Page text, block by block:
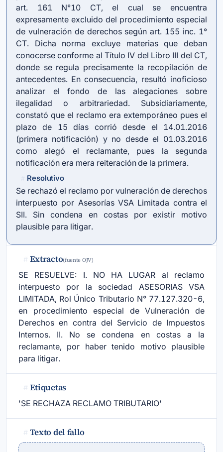
art. 161 N°10 CT, el cual se encuentra
expresamente excluido del procedimiento especial
de vulneración de derechos según art. 155 inc. 1°
CT. Dicha norma excluye materias que deban
conocerse conforme al Título IV del Libro III del CT,
donde se regula precisamente la recopilación de
antecedentes. En consecuencia, resultó inoficioso
analizar el fondo de las alegaciones sobre
ilegalidad o arbitrariedad. Subsidiariamente,
constató que el reclamo era extemporáneo pues el
plazo de 15 días corrió desde el 14.01.2016
(primera notificación) y no desde el 01.03.2016
como alegó el reclamante, pues la segunda
notificación era mera reiteración de la primera.
Resolutivo
Se rechazó el reclamo por vulneración de derechos
interpuesto por Asesorías VSA Limitada contra el
SII. Sin condena en costas por existir motivo
plausible para litigar.
# Extracto(fuente OJV)
SE RESUELVE: I. NO HA LUGAR al reclamo
interpuesto por la sociedad ASESORIAS VSA
LIMITADA, Rol Único Tributario N° 77.127.320-6,
en procedimiento especial de Vulneración de
Derechos en contra del Servicio de Impuestos
Internos. II. No se condena en costas a la
reclamante, por haber tenido motivo plausible
para litigar.
# Etiquetas
'SE RECHAZA RECLAMO TRIBUTARIO'
# Texto del fallo